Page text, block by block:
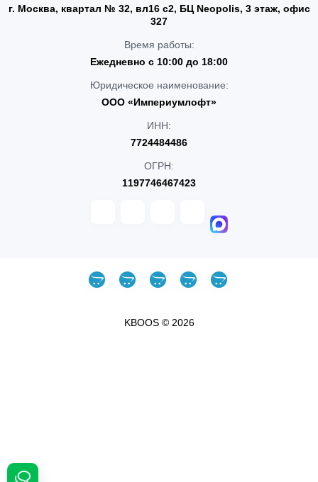
г. Москва, квартал № 32, вл16 с2, БЦ Neopolis, 3 этаж, офис
327
Время работы:
Ежедневно с 10:00 до 18:00
Юридическое наименование:
ООО «Империумлофт»
ИНН:
7724484486
ОГРН:
1197746467423
KBOOS © 2026